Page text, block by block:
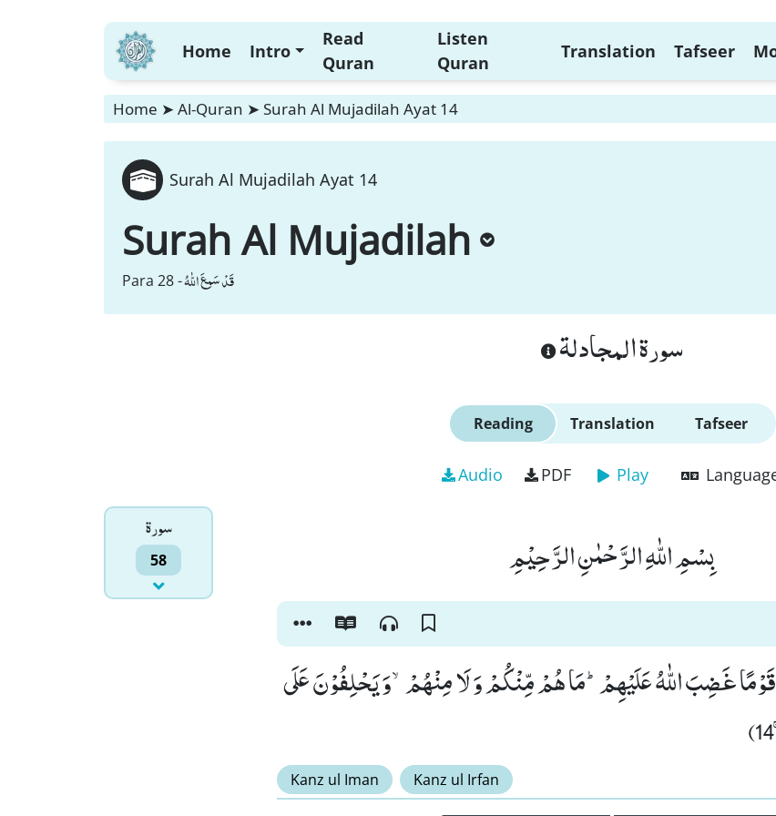
Home Intro
Read
Quran
Listen
Quran
Translation Tafseer
Home ➤ Al-Quran ➤ Surah Al Mujadilah Ayat 14
Surah Al Mujadilah Ayat 14
Surah Al Mujadilah
Para 28 -قَدْ سَمِعَ اللّٰهُ
سورة المجادلة
Reading Translation Tafseer
Audio PDF Play
سورۃ
58 بِسْمِ اللّٰهِ الرَّحْمٰنِ الرَّحِیْمِ
قَوْمًا غَضِبَ اللّٰهُ عَلَیْهِمْؕ-مَا هُمْ مِّنْكُمْ وَ لَا مِنْهُمْۙ-وَ یَحْلِفُوْنَ عَلَى
Kanz ul Iman Kanz ul Irfan